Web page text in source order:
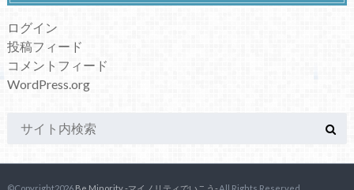
ログイン
投稿フィード
コメントフィード
WordPress.org
©Copyright2026 Be Minority -マイノリティでいこう-.All Rights Reserved.